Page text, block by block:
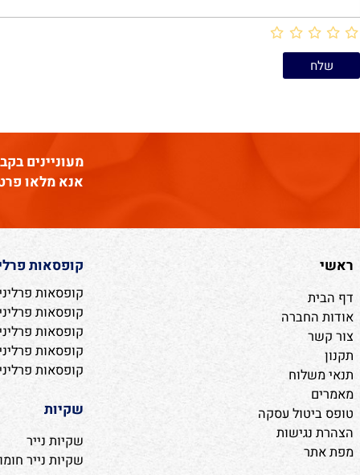
מעוניינים בקבלת
קופסאות פרלינים
קופסאות פרלינים
קופסאות פרלינים
קופסאות פרלינים